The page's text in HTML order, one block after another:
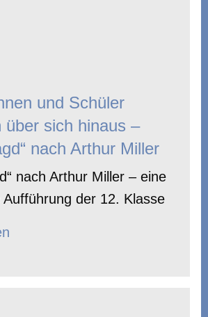
und Schüler
über sich hinaus –
nach Arthur Miller
nach Arthur Miller – eine
der 12. Klasse